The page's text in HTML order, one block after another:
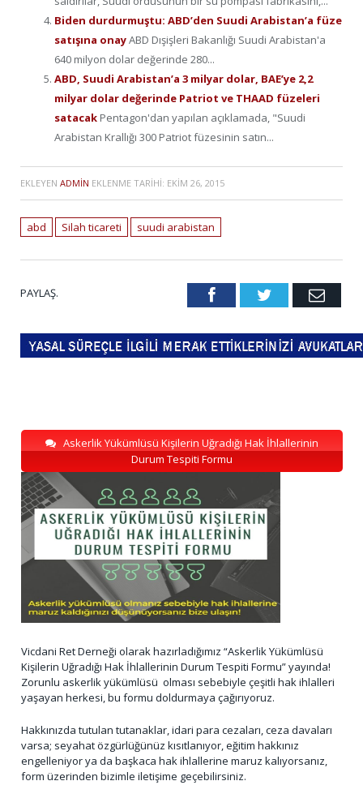
Biden durdurmuştu: ABD’den Suudi Arabistan’a füze
satışına onayABD Dışişleri Bakanlığı Suudi Arabistan'a
640 milyon dolar değerinde 280...
ABD, Suudi Arabistan’a 3 milyar dolar, BAE’ye 2,2
milyar dolar değerinde Patriot ve THAAD füzeleri
satacak Pentagon'dan yapılan açıklamada, "Suudi
Arabistan Krallığı 300 Patriot füzesinin satın...
EKLEYEN ADMIN EKLENME TARIHI: EKIM 26, 2015
abd Silah ticareti suudi arabistan
PAYLAŞ. FacebookTwitter Email
Askerlik Yükümlüsü Kişilerin Uğradığı Hak İhlallerinin
Durum Tespiti Formu
Vicdani Ret Derneği olarak hazırladığımız “Askerlik Yükümlüsü
Kişilerin Uğradığı Hak İhlallerinin Durum Tespiti Formu” yayında!
Zorunlu askerlik yükümlüsü olması sebebiyle çeşitli hak ihlalleri
yaşayan herkesi, bu formu doldurmaya çağırıyoruz.
Hakkınızda tutulan tutanaklar, idari para cezaları, ceza davaları
varsa; seyahat özgürlüğünüz kısıtlanıyor, eğitim hakkınız
engelleniyor ya da başkaca hak ihlallerine maruz kalıyorsanız,
form üzerinden bizimle iletişime geçebilirsiniz.